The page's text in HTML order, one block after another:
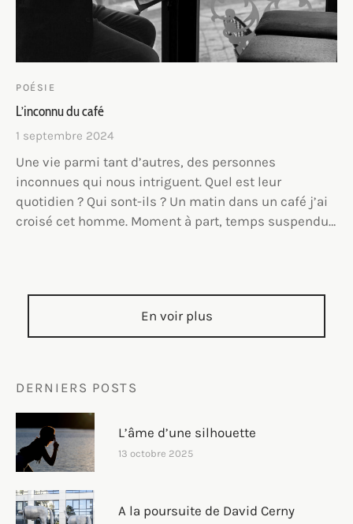
POÉSIE
L’inconnu du café
1 septembre 2024
Une vie parmi tant d’autres, des personnes
inconnues qui nous intriguent. Quel est leur
quotidien ? Qui sont-ils ? Un matin dans un café j’ai
croisé cet homme. Moment à part, temps suspendu…
En voir plus
DERNIERS POSTS
L’âme d’une silhouette
13 octobre 2025
A la poursuite de David Cerny